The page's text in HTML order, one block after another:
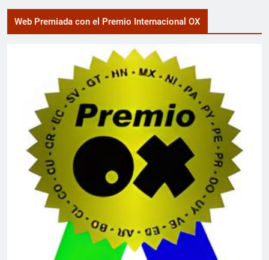
Web Premiada con el Premio Internacional OX